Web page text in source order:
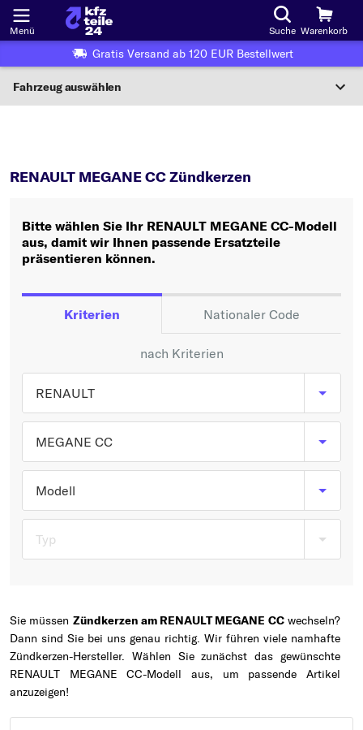
Menü Suche Warenkorb
Gratis Versand ab 120 EUR Bestellwert
Fahrzeug auswählen
Wo finde ich die?
Oder
Oder Fahrzeugauswahl nach Kriterien:
Hersteller wählen
Typ wählen
RENAULT MEGANE CC Zündkerzen
Bitte wählen Sie Ihr RENAULT MEGANE CC-Modell
aus, damit wir Ihnen passende Ersatzteile
präsentieren können.
Kriterien Nationaler Code
nach Kriterien
RENAULT
MEGANE CC
Modell
Typ
Sie müssen Zündkerzen am RENAULT MEGANE CCwechseln?
Dann sind Sie bei uns genau richtig. Wir führen viele namhafte
Zündkerzen-Hersteller. Wählen Sie zunächst das gewünschte
RENAULT MEGANE CC-Modell aus, um passende Artikel
anzuzeigen!